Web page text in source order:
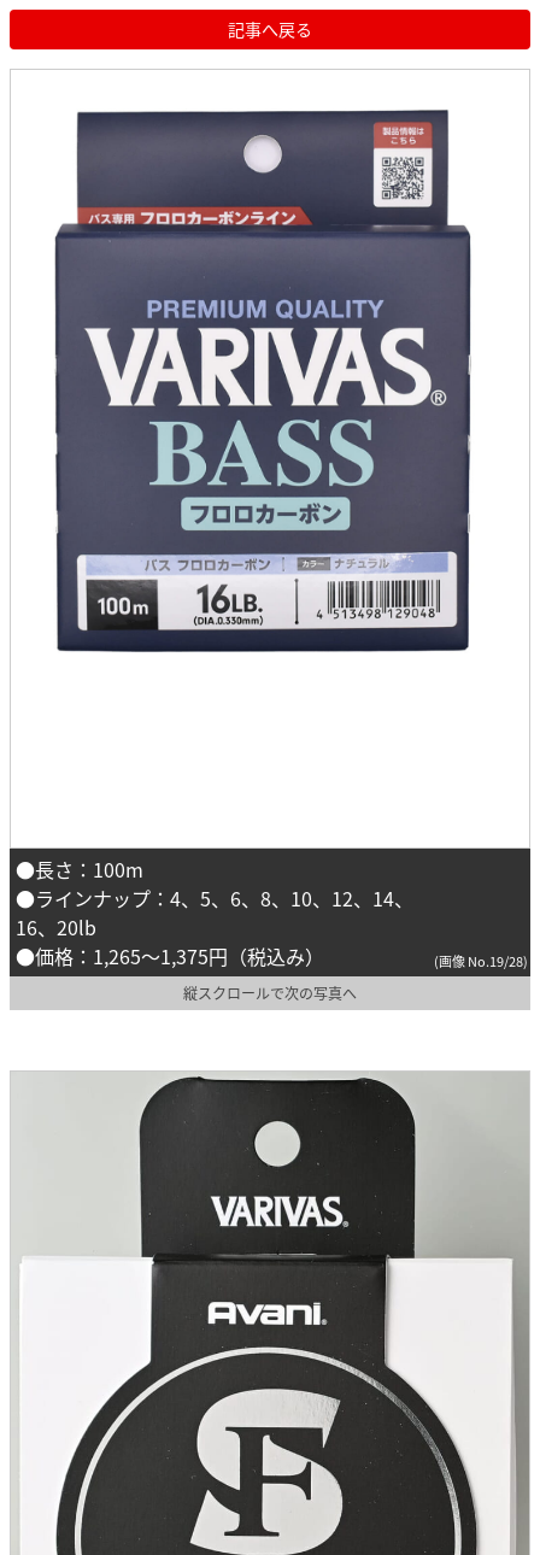
記事へ戻る
●長さ：100m
●ラインナップ：4、5、6、8、10、12、14、
16、20lb
●価格：1,265〜1,375円（税込み）
(画像 No.19/28)
縦スクロールで次の写真へ